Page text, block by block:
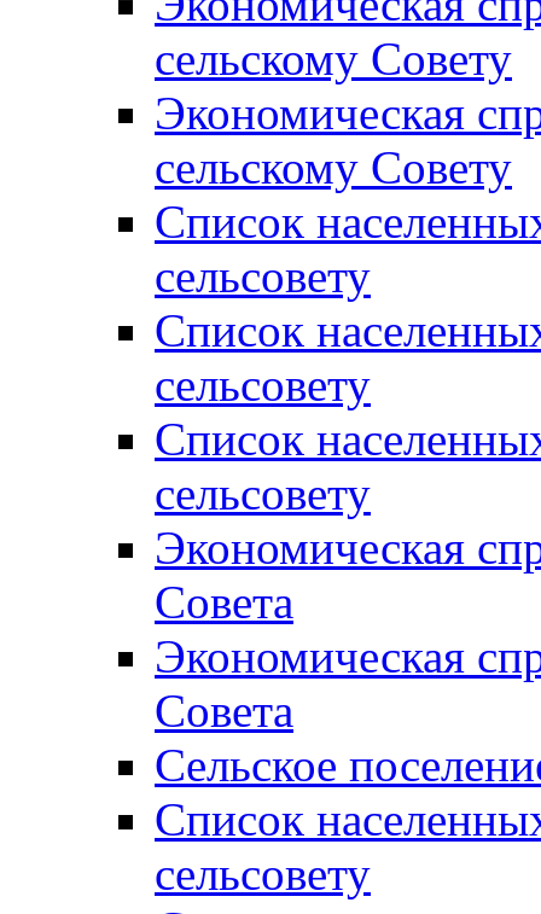
сельскому Совету
Экономическая
сельскому Совету
Список
сельсовету
Список
сельсовету
Список
сельсовету
Экономическая
Совета
Экономическая
Совета
Сельское
Список
сельсовету